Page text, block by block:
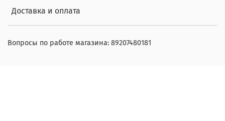
Доставка и оплата
Вопросы по работе магазина: 89207480181